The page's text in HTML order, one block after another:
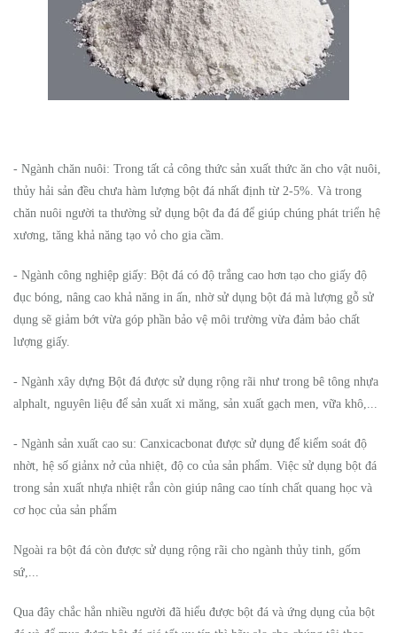
- Ngành chăn nuôi: Trong tất cả công thức sản xuất thức ăn cho vật nuôi,
thủy hải sản đều chưa hàm lượng bột đá nhất định từ 2-5%. Và trong
chăn nuôi người ta thường sử dụng bột đa đá để giúp chúng phát triển hệ
xương, tăng khả năng tạo vỏ cho gia cầm.
- Ngành công nghiệp giấy: Bột đá có độ trắng cao hơn tạo cho giấy độ
đục bóng, nâng cao khả năng in ấn, nhờ sử dụng bột đá mà lượng gỗ sử
dụng sẽ giảm bớt vừa góp phần bảo vệ môi trường vừa đảm bảo chất
lượng giấy.
- Ngành xây dựng Bột đá được sử dụng rộng rãi như trong bê tông nhựa
alphalt, nguyên liệu để sản xuất xi măng, sản xuất gạch men, vữa khô,...
- Ngành sản xuất cao su: Canxicacbonat được sử dụng để kiểm soát độ
nhờt, hệ số giảnx nở của nhiệt, độ co của sản phẩm. Việc sử dụng bột đá
trong sản xuất nhựa nhiệt rắn còn giúp nâng cao tính chất quang học và
cơ học của sản phẩm
Ngoài ra bột đá còn được sử dụng rộng rãi cho ngành thủy tinh, gốm
sứ,...
Qua đây chắc hẳn nhiều người đã hiểu được bột đá và ứng dụng của bột